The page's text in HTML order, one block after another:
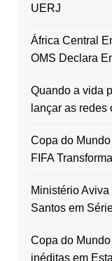
UERJ
África Central
OMS Declara
Quando a vida
lançar as redes
Copa do
FIFA
Ministério
Santos em
Copa do
inéditas em